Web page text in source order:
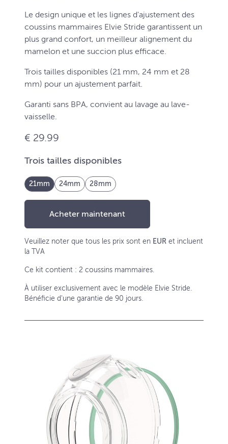
Le design unique et les lignes d'ajustement des
coussins mammaires Elvie Stride garantissent un
plus grand confort, un meilleur alignement du
mamelon et une succion plus efficace.
Trois tailles disponibles (21 mm, 24 mm et 28
mm) pour un ajustement parfait.
Garanti sans BPA, convient au lavage au lave-
vaisselle.
€ 29.99
Trois tailles disponibles
21mm 24mm 28mm
Acheter maintenant
Veuillez noter que tous les prix sont en EUR et incluent
la TVA
Ce kit contient : 2 coussins mammaires.
À utiliser exclusivement avec le modèle Elvie Stride.
Bénéficie d'une garantie de 90 jours.